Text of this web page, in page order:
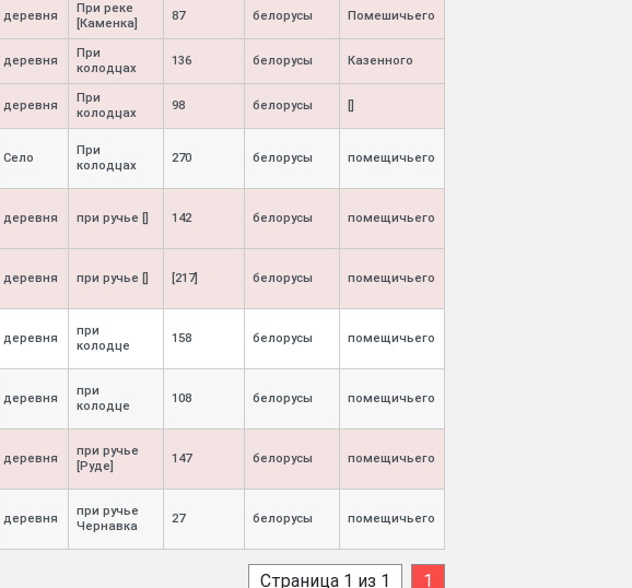
деревня
При реке
[Каменка]
87 белорусы Помешичьего
деревня
При
колодцах
136 белорусы Казенного
деревня
При
колодцах
98 белорусы
Село
При
колодцах
270 белорусы помещичьего
деревня при ручье [] 142 белорусы помещичьего
деревня при ручье [] [217] белорусы помещичьего
деревня
при
колодце
158 белорусы помещичьего
деревня
при
колодце
108 белорусы помещичьего
деревня
при ручье
[Руде]
147 белорусы помещичьего
деревня
при ручье
Чернавка
27 белорусы помещичьего
Страница 1 из 1 1